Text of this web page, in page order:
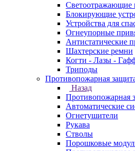
Светоотражающие
Блокирующие
Устройства для
Огнеупорные
Антистатические
Шахтерские ремни
Когти - Лазы -
Триподы
Противопожарная
Назад
Противопожарная
Автоматические
Огнетушители
Рукава
Стволы
Порошковые